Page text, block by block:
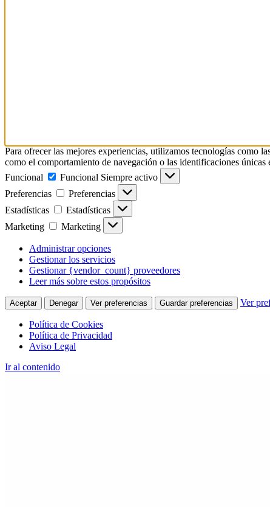
Para ofrecer las mejores experiencias, utilizamos tecnologías como
como el comportamiento de navegación o las identificaciones
Funcional
Funcional Siempre activo
Preferencias
Preferencias
Estadísticas
Estadísticas
Marketing
Marketing
Administrar opciones
Gestionar los servicios
Gestionar {vendor_count} proveedores
Leer más sobre estos propósitos
Aceptar Denegar Ver preferencias Guardar preferencias Ver
Política de Cookies
Política de Privacidad
Aviso Legal
Ir al contenido